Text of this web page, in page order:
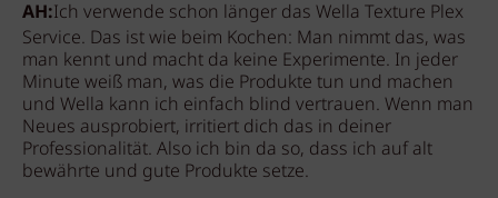
AH:Ich verwende schon länger das Wella Texture Plex
Service. Das ist wie beim Kochen: Man nimmt das, was
man kennt und macht da keine Experimente. In jeder
Minute weiß man, was die Produkte tun und machen
und Wella kann ich einfach blind vertrauen. Wenn man
Neues ausprobiert, irritiert dich das in deiner
Professionalität. Also ich bin da so, dass ich auf alt
bewährte und gute Produkte setze.